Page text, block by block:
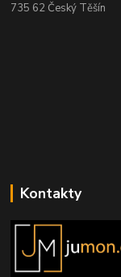
735 62 Český Těšín
Kontakty